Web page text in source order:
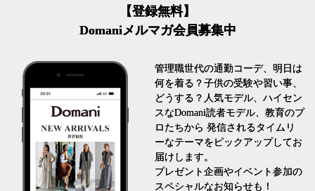
【登録無料】
Domaniメルマガ会員募集中
管理職世代の通勤コーデ、明日は
何を着る？子供の受験や習い事、
どうする？人気モデル、ハイセン
スなDomani読者モデル、教育のプ
ロたちから 発信されるタイムリ
ーなテーマをピックアップしてお
届けします。
プレゼント企画やイベント参加の
スペシャルなお知らせも！